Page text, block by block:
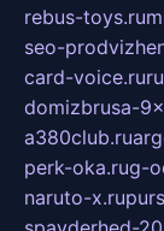
rebus-toys.ru
seo-
card-voice.ru
domizbrusa-
a380club.ru
perk-oka.rug-
naruto-x.ru